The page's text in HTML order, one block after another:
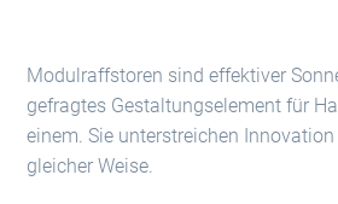
Modulraffstoren sind effektiver
gefragtes Gestaltungselement für
einem. Sie unterstreichen
gleicher Weise.